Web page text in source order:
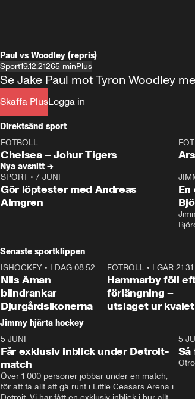
Paul vs Woodley (repris)
Sport19.12.21265 minPlus
Skaffa PlusLogga in
Se Jake Paul mot Tyron Woodley
Direktsänd sport
Plus
FOTBOLL
Chelsea – Johur Tigers
Plus
Nya avsnitt →
SPORT • 7 JUNI
Gör löptester med Andreas
Almgren
En
Senaste sportklippen
1:08
ISHOCKEY • I DAG 08:52
Nils Åman
blindrankar
Djurgårdsikonerna
FOTBOLL • I GÅR 21:31
Hammarby föll
förlängning –
utslaget ur kvalet
Jimmy hjärta hockey
5 JUNI
Får exklusiv inblick under Detroit-
match
Över 1 000 personer jobbar under en match,
för att få allt att gå runt i Little Ceasars Arena i
5
Så